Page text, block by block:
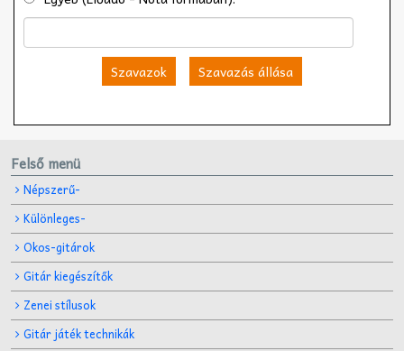
Szavazok Szavazás állása
Felső menü
Népszerű-
Különleges-
Okos-gitárok
Gitár kiegészítők
Zenei stílusok
Gitár játék technikák